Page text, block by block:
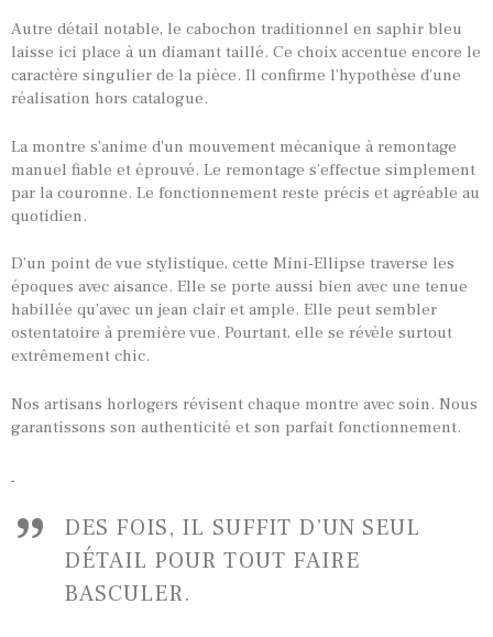
CONTACTS & HISTORIQUE
PANIER
Autre détail notable, le cabochon traditionnel en saphir bleu
laisse ici place à un diamant taillé. Ce choix accentue encore le
caractère singulier de la pièce. Il confirme l’hypothèse d’une
réalisation hors catalogue.
La montre s’anime d’un mouvement mécanique à remontage
manuel fiable et éprouvé. Le remontage s’effectue simplement
par la couronne. Le fonctionnement reste précis et agréable au
quotidien.
D’un point de vue stylistique, cette Mini-Ellipse traverse les
époques avec aisance. Elle se porte aussi bien avec une tenue
habillée qu’avec un jean clair et ample. Elle peut sembler
ostentatoire à première vue. Pourtant, elle se révèle surtout
extrêmement chic.
Nos artisans horlogers révisent chaque montre avec soin. Nous
garantissons son authenticité et son parfait fonctionnement.
DES FOIS, IL SUFFIT D’UN SEUL
DÉTAIL POUR TOUT FAIRE
BASCULER.